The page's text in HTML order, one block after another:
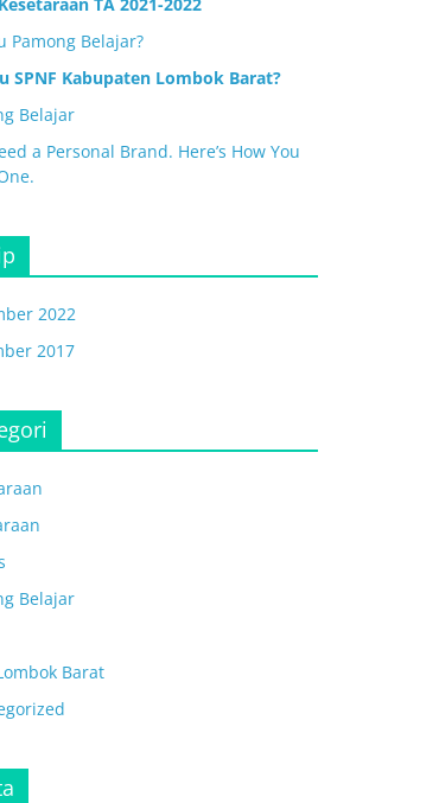
Pamong Belajar?
SPNF Kabupaten Lombok Barat?
Belajar
a Personal Brand. Here’s How You
2022
2017
Belajar
Barat